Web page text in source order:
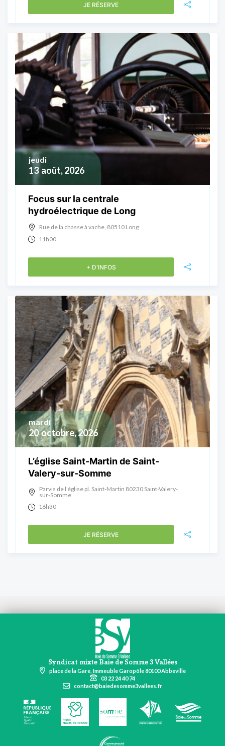
JE RÉSERVE
13 août, 2026
jeudi
Focus sur la centrale
hydroélectrique de Long
Rue de la chasse à vache, 80510 Long
11h00
+ D'INFOS
20 octobre, 2026
mardi
L’église Saint-Martin de Saint-
Valery-sur-Somme
Parvis de l’église pl. Saint-Martin 80230 Saint-Valery-
sur-Somme
16h30
JE RÉSERVE
Syndicat mixte Baie de Somme 3 Vallées
place de la Gare, Immeuble Garopôle 80100 Abbeville
03 22 24 40 74
contact@baiedesomme3vallees.fr